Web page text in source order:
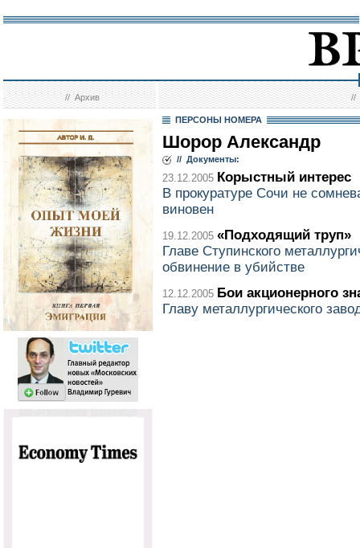
//Архив //
ПЕРСОНЫ НОМЕРА
Шорор Александр
// Документы:
23.12.2005 Корыстный интерес
В прокуратуре Сочи не
виновен
19.12.2005 «Подходящий труп»
Главе Ступинского
обвинение в убийстве
12.12.2005 Бои акционерного
Главу металлургического